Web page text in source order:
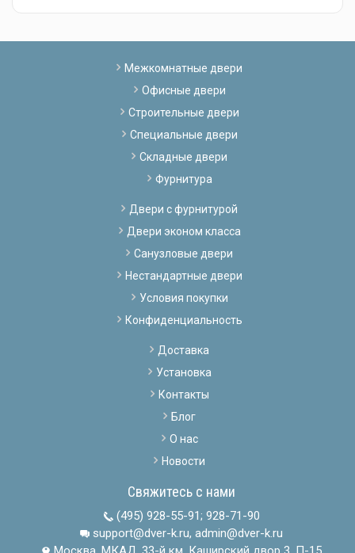
Межкомнатные двери
Офисные двери
Строительные двери
Специальные двери
Складные двери
Фурнитура
Двери с фурнитурой
Двери эконом класса
Санузловые двери
Нестандартные двери
Условия покупки
Конфиденциальность
Доставка
Установка
Контакты
Блог
О нас
Новости
Свяжитесь с нами
(495) 928-55-91; 928-71-90
support@dver-k.ru, admin@dver-k.ru